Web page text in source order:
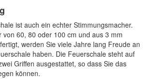
ist auch ein echter Stimmungsmacher.
von 60, 80 oder 100 cm und aus 3 mm
werden Sie viele Jahre lang Freude an
haben. Die Feuerschale steht auf
Griffen ausgestattet, so dass Sie das
können.